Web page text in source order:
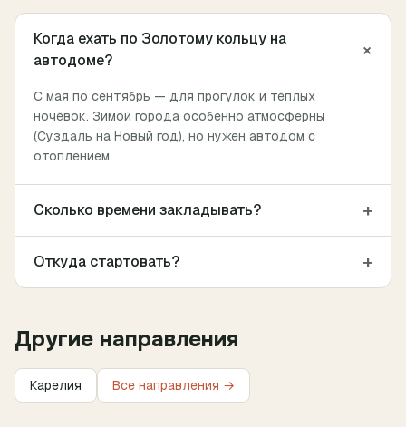
Когда ехать по Золотому кольцу на
автодоме?
+
С мая по сентябрь — для прогулок и тёплых
ночёвок. Зимой города особенно атмосферны
(Суздаль на Новый год), но нужен автодом с
отоплением.
Сколько времени закладывать? +
Откуда стартовать? +
Другие направления
Карелия Все направления →